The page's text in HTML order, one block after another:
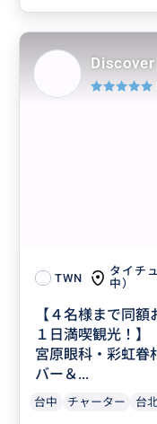
TWN
タイチ
中）
【４名様まで同
１日満喫観光！】
宮原眼科・彩虹眷
バー＆...
台中 チャーター 台
Discover